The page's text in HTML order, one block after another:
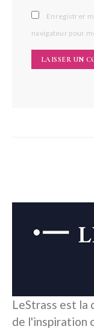
Enregistrer
navigateur pour
LeStrass est
de l'inspiration